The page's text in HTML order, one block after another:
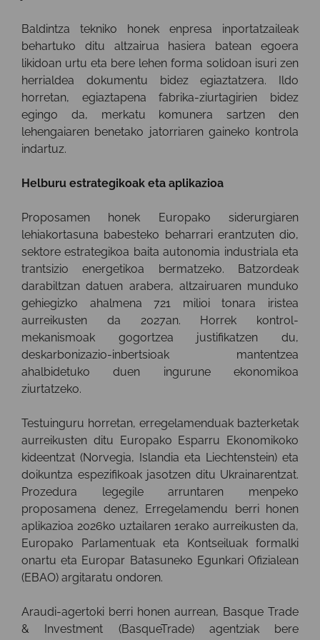
Baldintza tekniko honek enpresa inportatzaileak
behartuko ditu altzairua hasiera batean egoera
likidoan urtu eta bere lehen forma solidoan isuri zen
herrialdea dokumentu bidez egiaztatzera. Ildo
horretan, egiaztapena fabrika-ziurtagirien bidez
egingo da, merkatu komunera sartzen den
lehengaiaren benetako jatorriaren gaineko kontrola
indartuz.
Helburu estrategikoak eta aplikazioa
Proposamen honek Europako siderurgiaren
lehiakortasuna babesteko beharrari erantzuten dio,
sektore estrategikoa baita autonomia industriala eta
trantsizio energetikoa bermatzeko. Batzordeak
darabiltzan datuen arabera, altzairuaren munduko
gehiegizko ahalmena 721 milioi tonara iristea
aurreikusten da 2027an. Horrek kontrol-
mekanismoak gogortzea justifikatzen du,
deskarbonizazio-inbertsioak mantentzea
ahalbidetuko duen ingurune ekonomikoa
ziurtatzeko.
Testuinguru horretan, erregelamenduak bazterketak
aurreikusten ditu Europako Esparru Ekonomikoko
kideentzat (Norvegia, Islandia eta Liechtenstein) eta
doikuntza espezifikoak jasotzen ditu Ukrainarentzat.
Prozedura legegile arruntaren menpeko
proposamena denez, Erregelamendu berri honen
aplikazioa 2026ko uztailaren 1erako aurreikusten da,
Europako Parlamentuak eta Kontseiluak formalki
onartu eta Europar Batasuneko Egunkari Ofizialean
(EBAO) argitaratu ondoren.
Araudi-agertoki berri honen aurrean, Basque Trade
& Investment (BasqueTrade) agentziak bere